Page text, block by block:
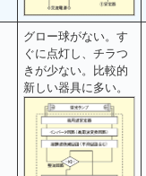
グロー球がない。す
ぐに点灯し、チラつ
きが少ない。比較的
新しい器具に多い。